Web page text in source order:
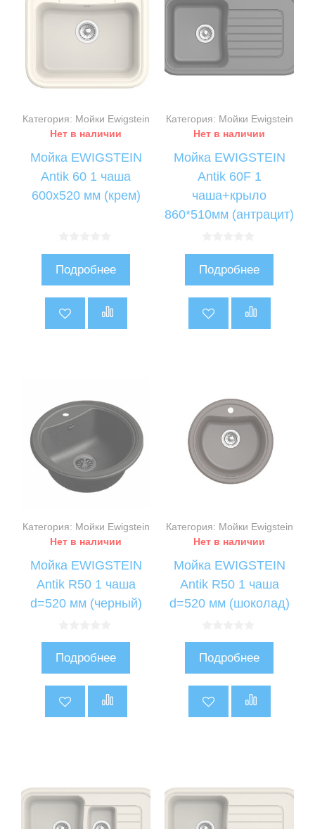
Категория: Мойки Ewigstein
Нет в наличии
Мойка EWIGSTEIN
Antik 60 1 чаша
600х520 мм (крем)
Подробнее
Категория: Мойки Ewigstein
Нет в наличии
Мойка EWIGSTEIN
Antik 60F 1
чаша+крыло
860*510мм (антрацит)
Подробнее
Категория: Мойки Ewigstein
Нет в наличии
Мойка EWIGSTEIN
Antik R50 1 чаша
d=520 мм (черный)
0
з
Подробнее
Категория: Мойки Ewigstein
Нет в наличии
Мойка EWIGSTEIN
Antik R50 1 чаша
d=520 мм (шоколад)
0
з
Подробнее